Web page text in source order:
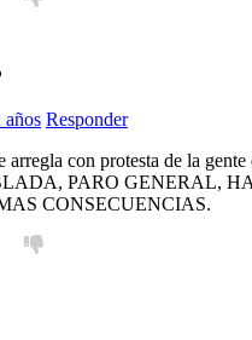
años Responder
arregla con protesta de la gente
PARO GENERAL,
CONSECUENCIAS.